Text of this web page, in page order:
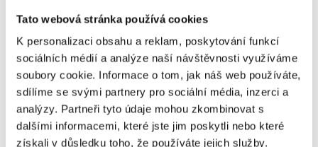
Tato webová stránka používá cookies
K personalizaci obsahu a reklam, poskytování funkcí
sociálních médií a analýze naší návštěvnosti využíváme
soubory cookie. Informace o tom, jak náš web používáte,
sdílíme se svými partnery pro sociální média, inzerci a
analýzy. Partneři tyto údaje mohou zkombinovat s
dalšími informacemi, které jste jim poskytli nebo které
získali v důsledku toho, že používáte jejich služby.
schvalovací proces a následně
faktury importuje do účetního
systému společnosti včetně
jejich důvěryhodné archivace v
zabezpečeném datacentru.